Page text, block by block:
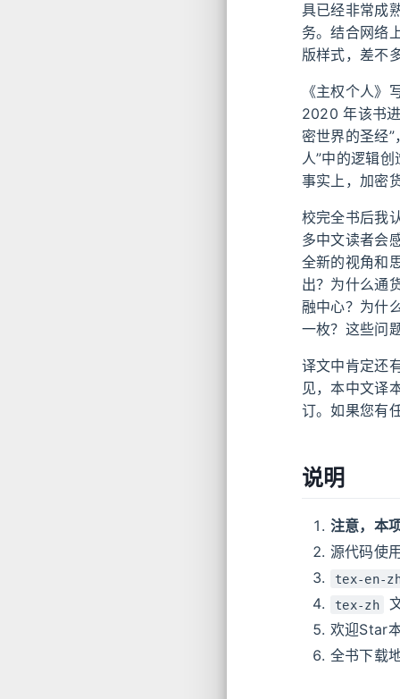
具已经非常成
务。结合网络
版样式，差不
《主权个人
2020 年该书
密世界的圣经
人”中的逻辑
事实上，加密
校完全书后我
多中文读者会
全新的视角和
出？为什么通
融中心？为什
一枚？这些问
译文中肯定还
见，本中文译
订。如果您有
说明
注意，本
源代码使
tex-en-
tex-zh
欢迎Star
全书下载